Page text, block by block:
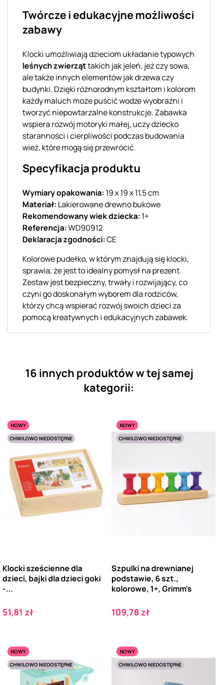
Twórcze i edukacyjne możliwości
zabawy
Klocki umożliwiają dzieciom układanie typowych
leśnych zwierząttakich jak jeleń, jeż czy sowa,
ale także innych elementów jak drzewa czy
budynki. Dzięki różnorodnym kształtom i kolorom
każdy maluch może puścić wodze wyobraźni i
tworzyć niepowtarzalne konstrukcje. Zabawka
wspiera rozwój motoryki małej, uczy dziecko
staranności i cierpliwości podczas budowania
wież, które mogą się przewrócić.
Specyfikacja produktu
Wymiary opakowania: 19 x 19 x 11,5 cm
Materiał: Lakierowane drewno bukowe
Rekomendowany wiek dziecka: 1+
Referencja:WD90912
Deklaracja zgodności:CE
Kolorowe pudełko, w którym znajdują się klocki,
sprawia, że jest to idealny pomysł na prezent.
Zestaw jest bezpieczny, trwały i rozwijający, co
czyni go doskonałym wyborem dla rodziców,
którzy chcą wspierać rozwój swoich dzieci za
pomocą kreatywnych i edukacyjnych zabawek.
16 innych produktów w tej samej
kategorii:
NOWY
CHWILOWO NIEDOSTĘPNE
Klocki sześcienne dla
dzieci, bajki dla dzieci goki
-...
Cena
51,81 zł
NOWY
CHWILOWO NIEDOSTĘPNE
Szpulki na drewnianej
podstawie, 6 szt.,
kolorowe, 1+, Grimm's
Cena
109,78 zł
NOWY
CHWILOWO NIEDOSTĘPNE
NOWY
CHWILOWO NIEDOSTĘPNE